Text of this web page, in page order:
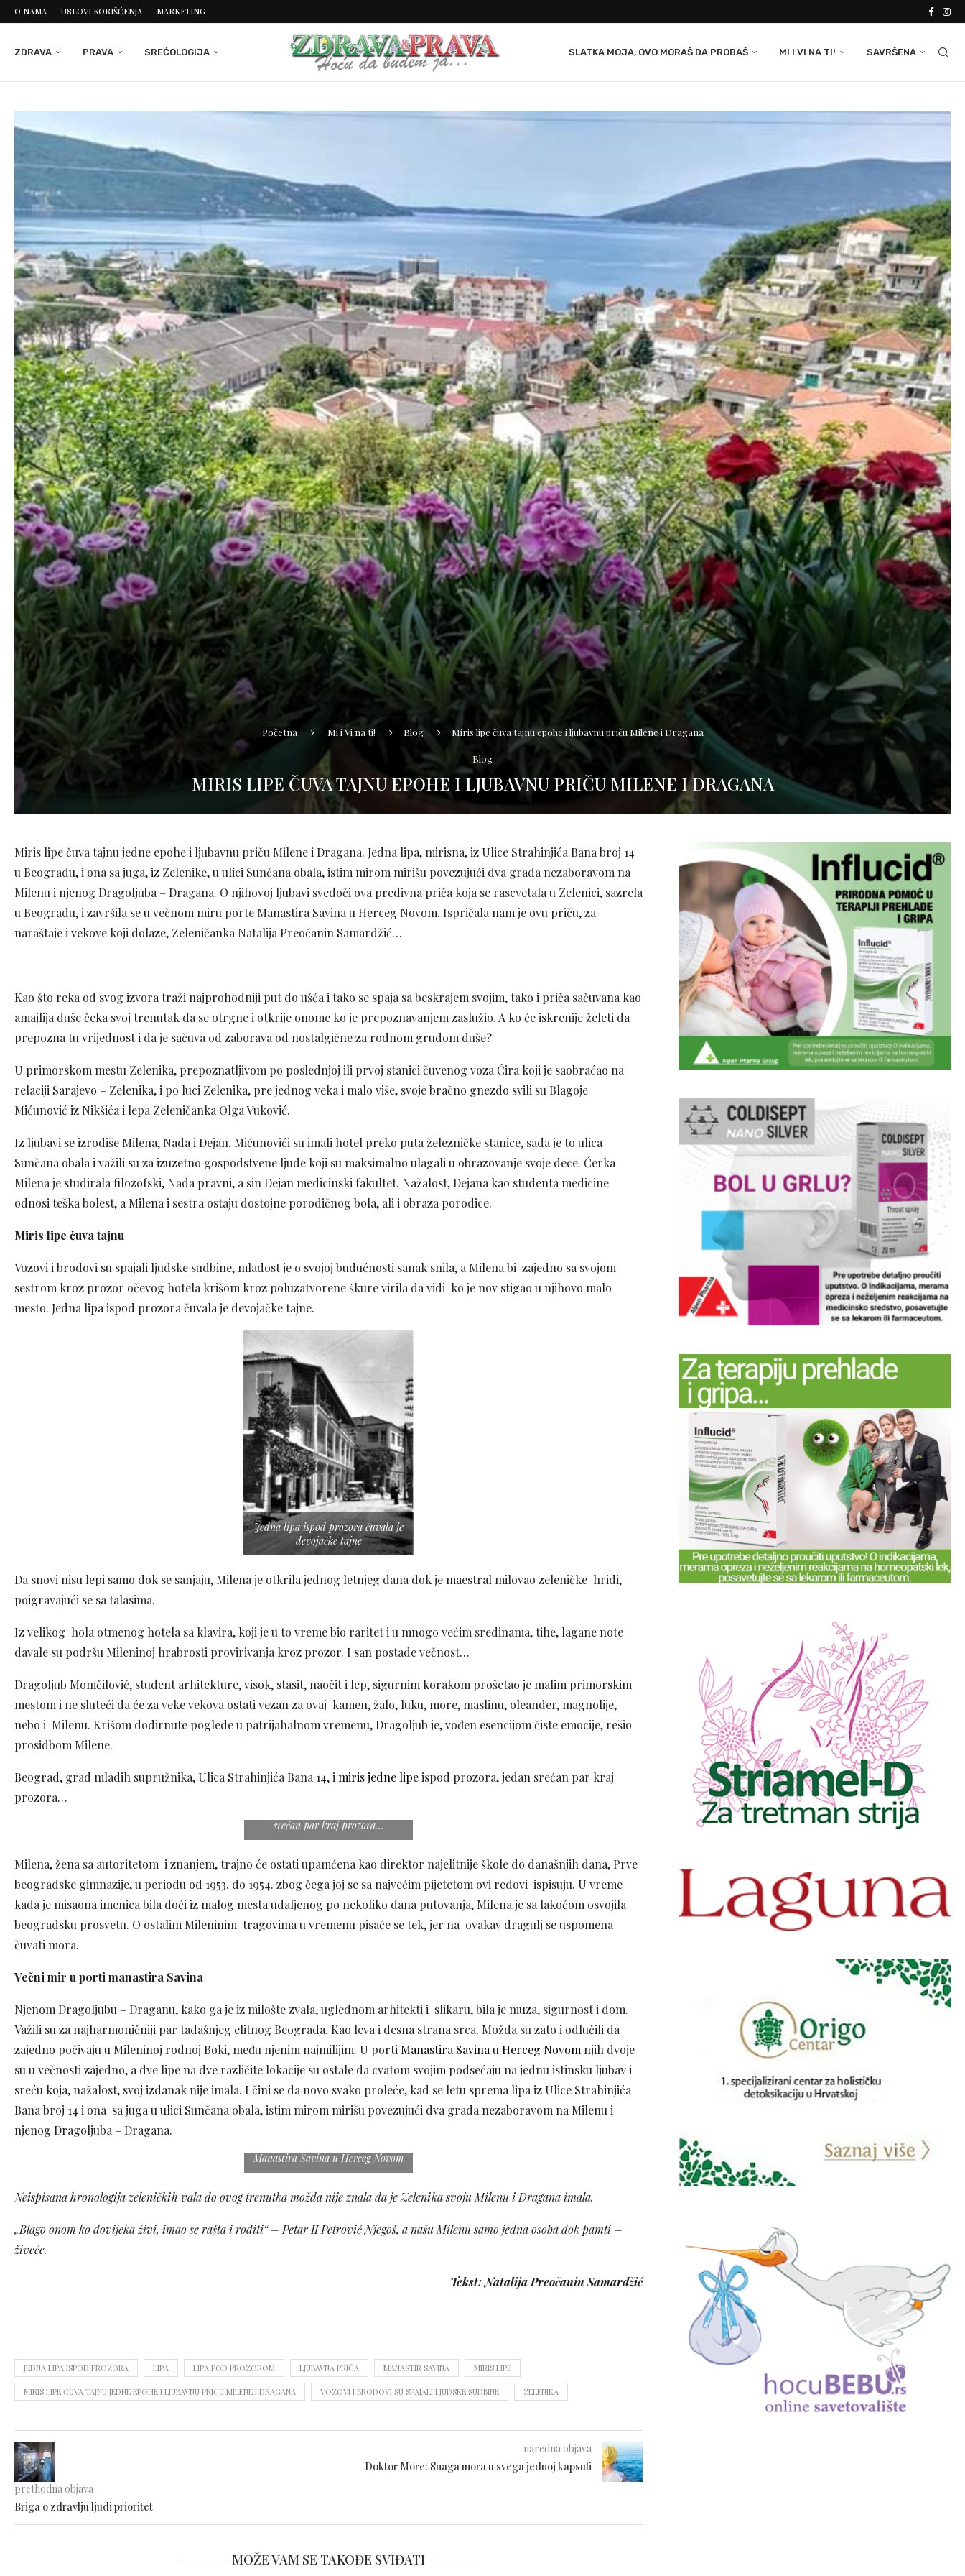
O NAMA USLOVI KORIŠĆENJA MARKETING
ZDRAVA PRAVA SREĆOLOGIJA SLATKA MOJA, OVO MORAŠ DA PROBAŠ MI I VI NA TI! SAVRŠENA
Početna Mi i Vi na ti! Blog Miris lipe čuva tajnu epohe i ljubavnu priču Milene i Dragana
Blog
MIRIS LIPE ČUVA TAJNU EPOHE I LJUBAVNU PRIČU MILENE I DRAGANA
Miris lipe čuva tajnu jedne epohe i ljubavnu priču Milene i Dragana. Jedna lipa, mirisna, iz Ulice Strahinjića Bana broj 14
u Beogradu, i ona sa juga, iz Zelenike, u ulici Sunčana obala, istim mirom mirišu povezujući dva grada nezaboravom na
Milenu i njenog Dragoljuba – Dragana. O njihovoj ljubavi svedoči ova predivna priča koja se rascvetala u Zelenici, sazrela
u Beogradu, i završila se u večnom miru porte Manastira Savina u Herceg Novom. Ispričala nam je ovu priču, za
naraštaje i vekove koji dolaze, Zeleničanka Natalija Preočanin Samardžić…
Kao što reka od svog izvora traži najprohodniji put do ušća i tako se spaja sa beskrajem svojim, tako i priča sačuvana kao
amajlija duše čeka svoj trenutak da se otrgne i otkrije onome ko je prepoznavanjem zaslužio. A ko će iskrenije želeti da
prepozna tu vrijednost i da je sačuva od zaborava od nostalgične za rodnom grudom duše?
U primorskom mestu Zelenika, prepoznatljivom po poslednjoj ili prvoj stanici čuvenog voza Ćira koji je saobraćao na
relaciji Sarajevo – Zelenika, i po luci Zelenika, pre jednog veka i malo više, svoje bračno gnezdo svili su Blagoje
Mićunović iz Nikšića i lepa Zeleničanka Olga Vuković.
Iz ljubavi se izrodiše Milena, Nada i Dejan. Mićunovići su imali hotel preko puta železničke stanice, sada je to ulica
Sunčana obala i važili su za izuzetno gospodstvene ljude koji su maksimalno ulagali u obrazovanje svoje dece. Ćerka
Milena je studirala filozofski, Nada pravni, a sin Dejan medicinski fakultet. Nažalost, Dejana kao studenta medicine
odnosi teška bolest, a Milena i sestra ostaju dostojne porodičnog bola, ali i obraza porodice.
Miris lipe čuva tajnu
Vozovi i brodovi su spajali ljudske sudbine, mladost je o svojoj budućnosti sanak snila, a Milena bi zajedno sa svojom
sestrom kroz prozor očevog hotela krišom kroz poluzatvorene škure virila da vidi ko je nov stigao u njihovo malo
mesto. Jedna lipa ispod prozora čuvala je devojačke tajne.
Jedna lipa ispod prozora čuvala je
devojačke tajne
Da snovi nisu lepi samo dok se sanjaju, Milena je otkrila jednog letnjeg dana dok je maestral milovao zeleničke hridi,
poigravajući se sa talasima.
Iz velikog hola otmenog hotela sa klavira, koji je u to vreme bio raritet i u mnogo većim sredinama, tihe, lagane note
davale su podršu Mileninoj hrabrosti provirivanja kroz prozor. I san postade večnost…
Dragoljub Momčilović, student arhitekture, visok, stasit, naočit i lep, sigurnim korakom prošetao je malim primorskim
mestom i ne sluteći da će za veke vekova ostati vezan za ovaj kamen, žalo, luku, more, maslinu, oleander, magnolije,
nebo i Milenu. Krišom dodirnute poglede u patrijahalnom vremenu, Dragoljub je, vođen esencijom čiste emocije, rešio
prosidbom Milene.
Beograd, grad mladih supružnika, Ulica Strahinjića Bana 14, imiris jedne lipeispod prozora, jedan srećan par kraj
prozora…
srećan par kraj prozora…
Milena, žena sa autoritetom i znanjem, trajno će ostati upamćena kao direktor najelitnije škole do današnjih dana, Prve
beogradske gimnazije, u periodu od 1953. do 1954. zbog čega joj se sa najvećim pijetetom ovi redovi ispisuju. U vreme
kada je misaona imenica bila doći iz malog mesta udaljenog po nekoliko dana putovanja, Milena je sa lakoćom osvojila
beogradsku prosvetu. O ostalim Mileninim tragovima u vremenu pisaće se tek, jer na ovakav dragulj se uspomena
čuvati mora.
Večni mir u porti manastira Savina
Njenom Dragoljubu – Draganu, kako ga je iz milošte zvala, uglednom arhitekti i slikaru, bila je muza, sigurnost i dom.
Važili su za najharmoničniji par tadašnjeg elitnog Beograda. Kao leva i desna strana srca. Možda su zato i odlučili da
zajedno počivaju u Mileninoj rodnoj Boki, među njenim najmilijim. U porti Manastira SavinauHerceg Novomnjih dvoje
su u večnosti zajedno, a dve lipe na dve različite lokacije su ostale da cvatom svojim podsećaju na jednu istinsku ljubav i
sreću koja, nažalost, svoj izdanak nije imala. I čini se da novo svako proleće, kad se letu sprema lipa iz Ulice Strahinjića
Bana broj 14 i ona sa juga u ulici Sunčana obala, istim mirom mirišu povezujući dva grada nezaboravom na Milenu i
njenog Dragoljuba – Dragana.
Odlučili su da zajedno počivaju u
Manastira Savina u Herceg Novom
Neispisana hronologija zeleničkih vala do ovog trenutka možda nije znala da je Zelenika svoju Milenu i Dragana imala.
„Blago onom ko dovijeka živi, imao se rašta i roditi“ – Petar II Petrović Njegoš, a našu Milenu samo jedna osoba dok pamti –
živeće.
Tekst: Natalija Preočanin Samardžić
JEDNA LIPA ISPOD PROZORA LIPA LIPA POD PROZOROM LJUBAVNA PRIČA MANASTIR SAVINA MIRIS LIPE
MIRIS LIPE ČUVA TAJNU JEDNE EPOHE I LJUBAVNU PRIČU MILENE I DRAGANA VOZOVI I BRODOVI SU SPAJALI LJUDSKE SUDBINE ZELENIKA
prethodna objava
Briga o zdravlju ljudi prioritet
naredna objava
Doktor More: Snaga mora u svega jednoj kapsuli
MOŽE VAM SE TAKOĐE SVIĐATI